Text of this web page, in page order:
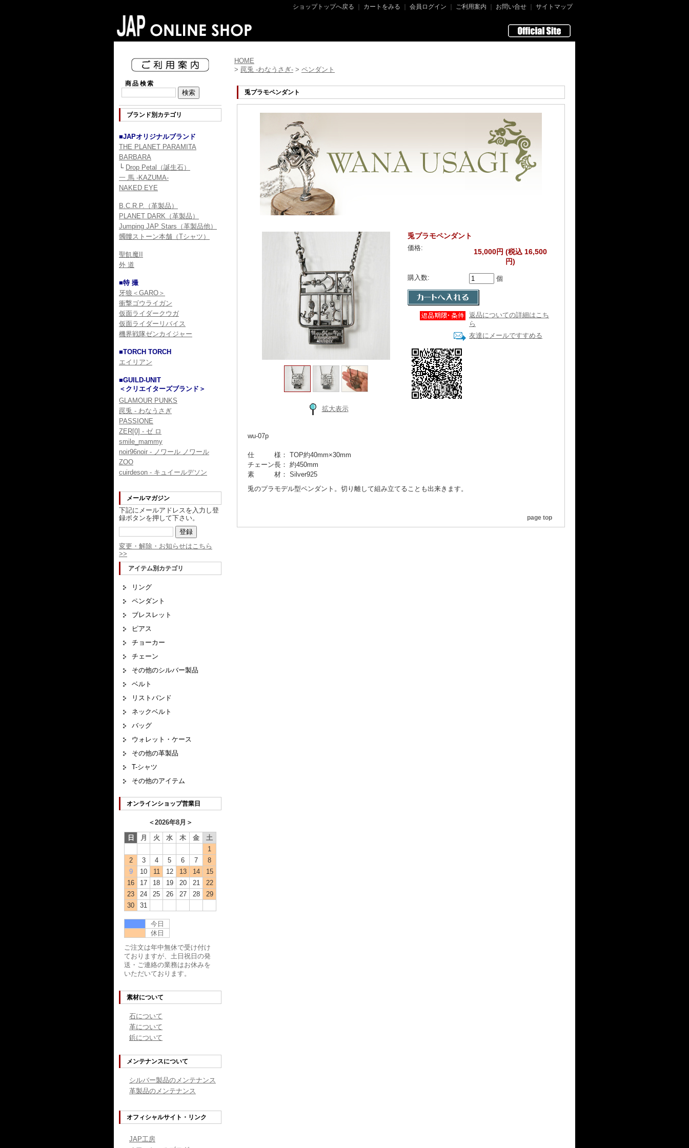
ショップトップへ戻る カートをみる 会員ログイン ご利用案内 お問い合せ サイトマップ
商品検索
ブランド別カテゴリ
■JAPオリジナルブランド
THE PLANET PARAMITA
BARBARA
└ Drop Petal（誕生石）
一 馬 -KAZUMA-
NAKED EYE
B.C.R.P.（革製品）
PLANET DARK（革製品）
Jumping JAP Stars（革製品他）
髑髏ストーン本舗（Tシャツ）
聖飢魔II
外 道
■特 撮
牙狼＜GARO＞
衝撃ゴウライガン
仮面ライダークウガ
仮面ライダーリバイス
機界戦隊ゼンカイジャー
■TORCH TORCH
エイリアン
■GUILD-UNIT
＜クリエイターズブランド＞
GLAMOUR PUNKS
罠兎 - わなうさぎ
PASSIONE
ZER[0] - ゼ ロ
smile_mammy
noir96noir - ノワール ノワール
ZOO
cuirdeson - キュイールデソン
メールマガジン
下記にメールアドレスを入力し登
録ボタンを押して下さい。
変更・解除・お知らせはこちら
>>
アイテム別カテゴリ
リング
ペンダント
ブレスレット
ピアス
チョーカー
チェーン
その他のシルバー製品
ベルト
リストバンド
ネックベルト
バッグ
ウォレット・ケース
その他の革製品
T-シャツ
その他のアイテム
オンラインショップ営業日
＜2026年8月 ＞
日
月 火 水 木 金
土
1
2
3 4 5 6 7
8
9
10 11 12 13 14
15
16
17 18 19 20 21
22
23
24 25 26 27 28
29
30
31
今日
休日
ご注文は年中無休で受け付け
ておりますが、土日祝日の発
送・ご連絡の業務はお休みを
いただいております。
素材について
石について
革について
鋲について
メンテナンスについて
シルバー製品のメンテナンス
革製品のメンテナンス
オフィシャルサイト・リンク
JAP工房
HOME
> 罠兎 -わなうさぎ- > ペンダント
兎プラモペンダント
拡大表示
兎プラモペンダント
価格:
15,000円 (税込 16,500
円)
購入数: 個
返品についての詳細はこち
ら
友達にメールですすめる
wu-07p
仕 様： TOP約40mm×30mm
チェーン長： 約450mm
素 材： Silver925
兎のプラモデル型ペンダント。切り離して組み立てることも出来きます。
page top